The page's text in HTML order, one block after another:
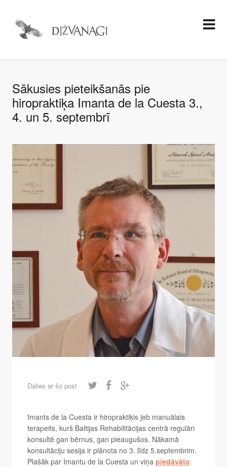
Sākusies pieteikšanās pie
hiropraktiķa Imanta de la Cuesta 3.,
4. un 5. septembrī
Dalies ar šo post
Imants de la Cuesta ir hiropraktiķis jeb manuālais
terapeits, kurš Baltijas Rehabilitācijas centrā regulāri
konsultē gan bērnus, gan pieaugušos. Nākamā
konsultāciju sesija ir plānota no 3. līdz 5.septembrim.
Plašāk par Imantu de la Cuesta un viņa piedāvāto